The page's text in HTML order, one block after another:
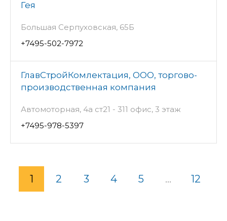
Гея
Большая Серпуховская, 65Б
+7495-502-7972
ГлавСтройКомлектация, ООО, торгово-
производственная компания
Автомоторная, 4а ст21 - 311 офис, 3 этаж
+7495-978-5397
1 2 3 4 5 ... 12